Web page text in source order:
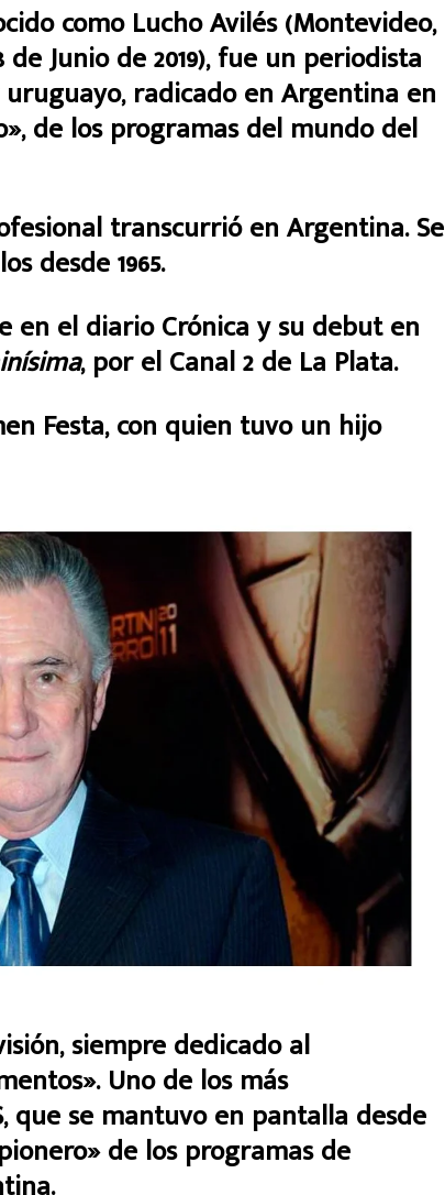
como Lucho Avilés (Montevideo,
de Junio de 2019), fue un periodista
radicado en Argentina en
de los programas del mundo del
transcurrió en Argentina. Se
desde 1965.
en el diario Crónicay su debut en
, por el Canal 2 de La Plata.
Festa,​ con quien tuvo un hijo
siempre dedicado al
Uno de los más
que se mantuvo en pantalla desde
de los programas de